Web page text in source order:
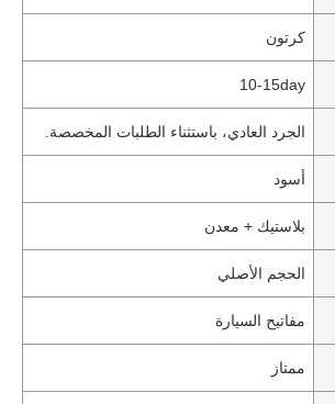
كرتون
10-15day
الجرد العادي، باستثناء الطلبات المخصصة.
أسود
بلاستيك + معدن
الحجم الأصلي
مفاتيح السيارة
ممتاز